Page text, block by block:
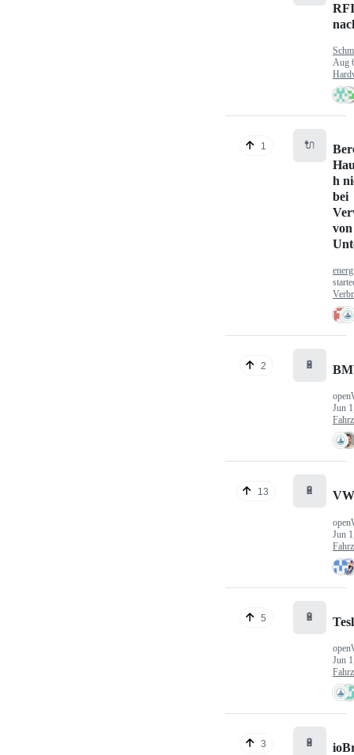
Aug
1 🔌
h
bei
von
2 🔋
Jun
13 🔋
Jun
5 🔋
Jun
3 🔋